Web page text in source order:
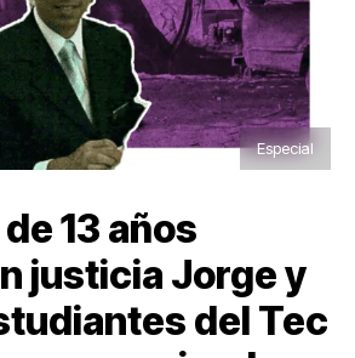
Especial
13 años
justicia Jorge y
del Tec